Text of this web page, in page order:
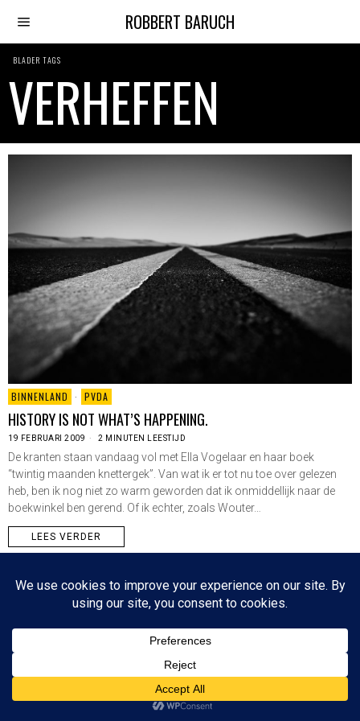
ROBBERT BARUCH
BLADER TAGS
VERHEFFEN
BINNENLAND · PVDA
HISTORY IS NOT WHAT’S HAPPENING.
19 FEBRUARI 2009 2 MINUTEN LEESTIJD
De kranten staan vandaag vol met Ella Vogelaar en haar boek
“twintig maanden knettergek”. Van wat ik er tot nu toe over gelezen
heb, ben ik nog niet zo warm geworden dat ik onmiddellijk naar de
boekwinkel ben gerend. Of ik echter, zoals Wouter…
LEES VERDER
Since 2003 © All Rights Reserved | Foto's Robbert Baruch tenzij anders vermeld
NIEUWSBRIEF CONTACT
BOVEN